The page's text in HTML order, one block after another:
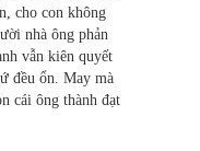
cho con không
nhà ông phản
vẫn kiên quyết
đều ổn. May mà
cái ông thành đạt